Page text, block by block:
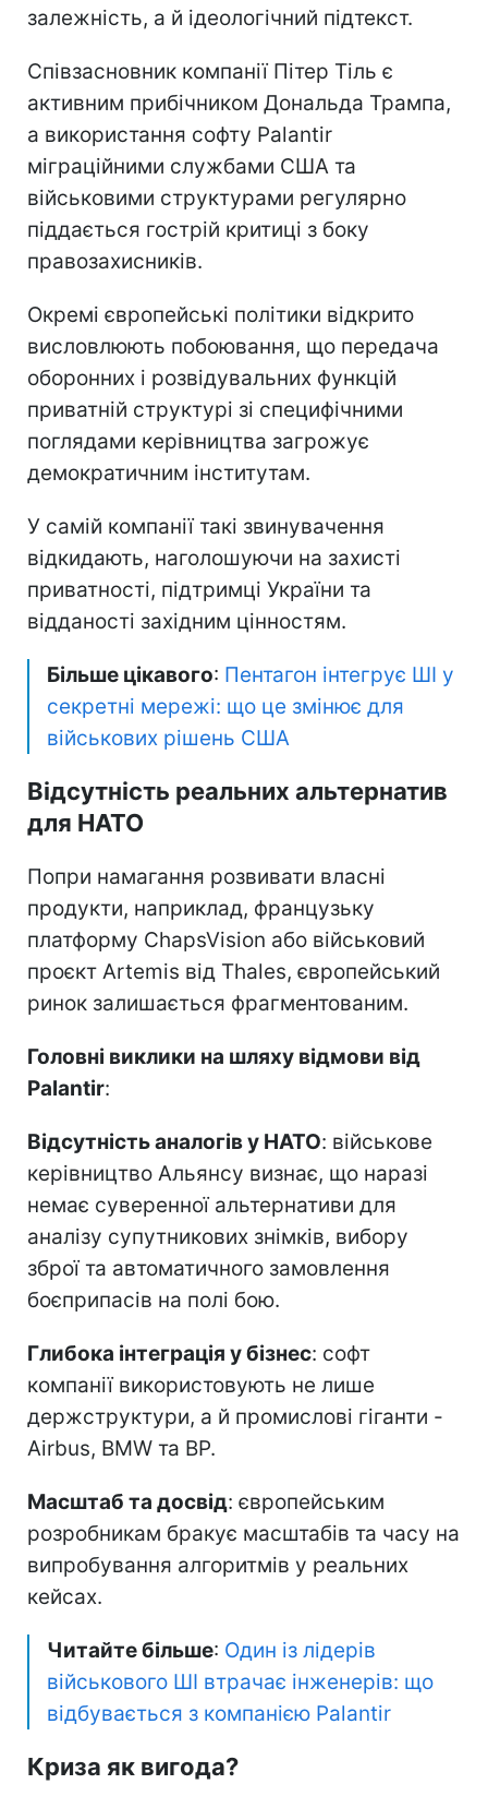
залежність, а й ідеологічний підтекст.
Співзасновник компанії Пітер Тіль є
активним прибічником Дональда Трампа,
а використання софту Palantir
міграційними службами США та
військовими структурами регулярно
піддається гострій критиці з боку
правозахисників.
Окремі європейські політики відкрито
висловлюють побоювання, що передача
оборонних і розвідувальних функцій
приватній структурі зі специфічними
поглядами керівництва загрожує
демократичним інститутам.
У самій компанії такі звинувачення
відкидають, наголошуючи на захисті
приватності, підтримці України та
відданості західним цінностям.
Більше цікавого: Пентагон інтегрує ШІ у
секретні мережі: що це змінює для
військових рішень США
Відсутність реальних альтернатив
для НАТО
Попри намагання розвивати власні
продукти, наприклад, французьку
платформу ChapsVision або військовий
проєкт Artemis від Thales, європейський
ринок залишається фрагментованим.
Головні виклики на шляху відмови від
Palantir:
Відсутність аналогів у НАТО: військове
керівництво Альянсу визнає, що наразі
немає суверенної альтернативи для
аналізу супутникових знімків, вибору
зброї та автоматичного замовлення
боєприпасів на полі бою.
Глибока інтеграція у бізнес: софт
компанії використовують не лише
держструктури, а й промислові гіганти -
Airbus, BMW та BP.
Масштаб та досвід: європейським
розробникам бракує масштабів та часу на
випробування алгоритмів у реальних
кейсах.
Читайте більше: Один із лідерів
військового ШІ втрачає інженерів: що
відбувається з компанією Palantir
Криза як вигода?